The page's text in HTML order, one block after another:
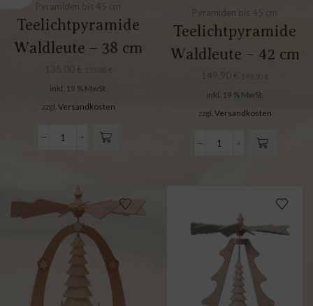
Pyramiden bis 45 cm
Teelichtpyramide
Waldleute – 38 cm
135,00 €
inkl. 19 % MwSt.
zzgl. Versandkosten
Pyramiden bis 45 cm
Teelichtpyramide
Waldleute – 42 cm
149,90 € 149,90
inkl. 19 % MwSt.
zzgl. Versandkosten